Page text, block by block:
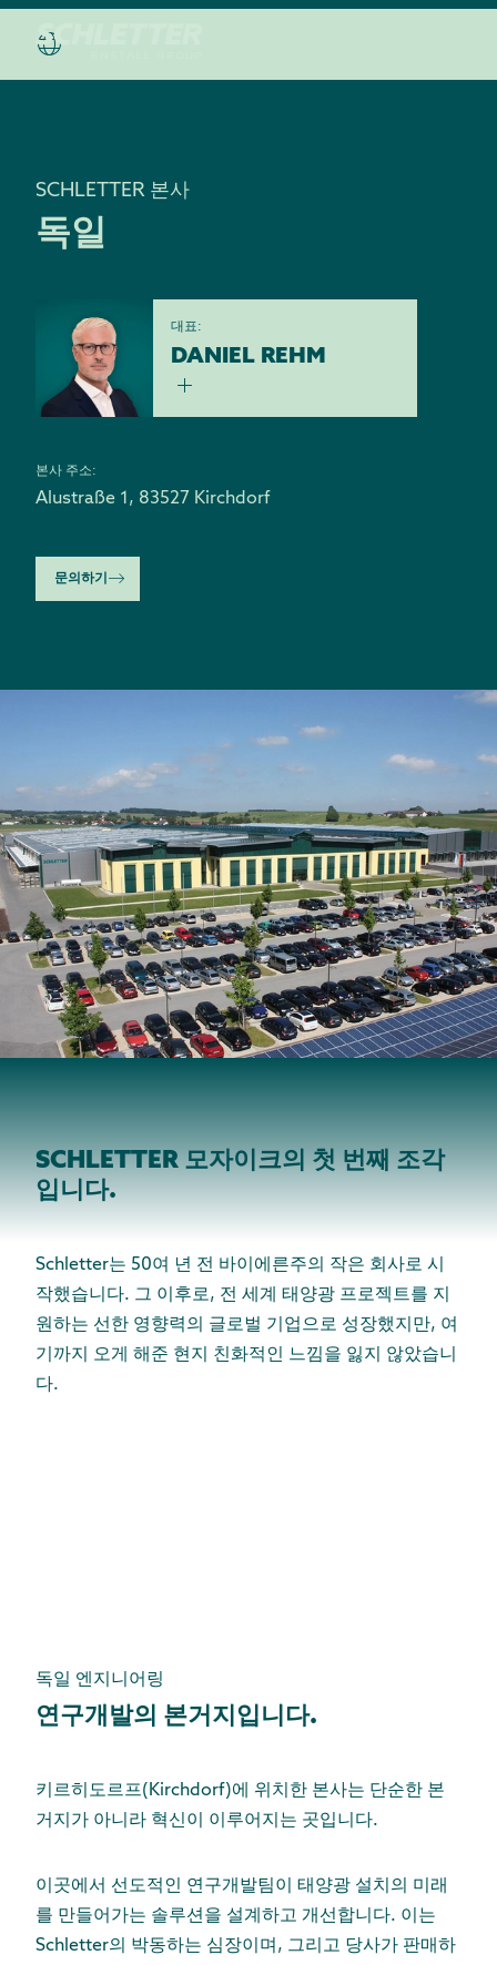
SCHLETTER 본사
독일
대표:
DANIEL REHM
본사 주소:
Alustraße 1 , 83527 Kirchdorf
문의하기
SCHLETTER 모자이크의 첫 번째 조각
입니다.
Schletter는 50여 년 전 바이에른주의 작은 회사로 시
작했습니다. 그 이후로, 전 세계 태양광 프로젝트를 지
원하는 선한 영향력의 글로벌 기업으로 성장했지만, 여
기까지 오게 해준 현지 친화적인 느낌을 잃지 않았습니
다.
독일 엔지니어링
연구개발의 본거지입니다.
키르히도르프(Kirchdorf)에 위치한 본사는 단순한 본
거지가 아니라 혁신이 이루어지는 곳입니다.
이곳에서 선도적인 연구개발팀이 태양광 설치의 미래
를 만들어가는 솔루션을 설계하고 개선합니다. 이는
Schletter의 박동하는 심장이며, 그리고 당사가 판매하